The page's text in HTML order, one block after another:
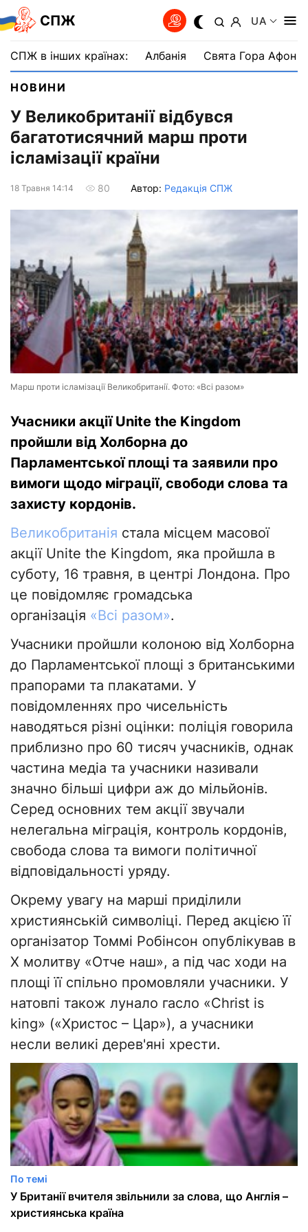
СПЖ UA
СПЖ в інших країнах: Албанія Свята Гора Афон
НОВИНИ
У Великобританії відбувся
багатотисячний марш проти
ісламізації країни
18 Травня 14:14 80 Автор: Редакція СПЖ
Марш проти ісламізації Великобританії. Фото: «Всі разом»
Учасники акції Unite the Kingdom
пройшли від Холборна до
Парламентської площі та заявили про
вимоги щодо міграції, свободи слова та
захисту кордонів.
Великобританія стала місцем масової
акції Unite the Kingdom, яка пройшла в
суботу, 16 травня, в центрі Лондона. Про
це повідомляє громадська
організація «Всі разом».
Учасники пройшли колоною від Холборна
до Парламентської площі з британськими
прапорами та плакатами. У
повідомленнях про чисельність
наводяться різні оцінки: поліція говорила
приблизно про 60 тисяч учасників, однак
частина медіа та учасники називали
значно більші цифри аж до мільйонів.
Серед основних тем акції звучали
нелегальна міграція, контроль кордонів,
свобода слова та вимоги політичної
відповідальності уряду.
Окрему увагу на марші приділили
християнській символіці. Перед акцією її
організатор Томмі Робінсон опублікував в
X молитву «Отче наш», а під час ходи на
площі її спільно промовляли учасники. У
натовпі також лунало гасло «Christ is
king» («Христос – Цар»), а учасники
несли великі дерев'яні хрести.
По темі
У Британії вчителя звільнили за слова, що Англія –
християнська країна